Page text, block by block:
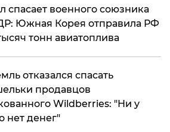
спасает военного союзника
Южная Корея отправила РФ
тонн авиатоплива
отказался спасать
продавцов
Wildberries: "Ни у
нет денег"